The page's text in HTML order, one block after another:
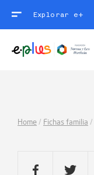
Explorar e+
Home / Fichas familia /